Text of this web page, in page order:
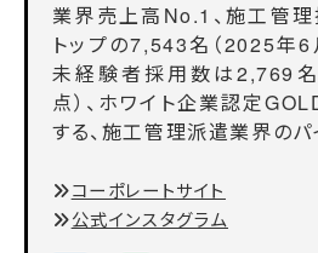
業界売上高No.1、施工管
トップの7,543名（2025年6
未経験者採用数は2,769
点）、ホワイト企業認定
する、施工管理派遣業界のパ
コーポレートサイト
公式インスタグラム